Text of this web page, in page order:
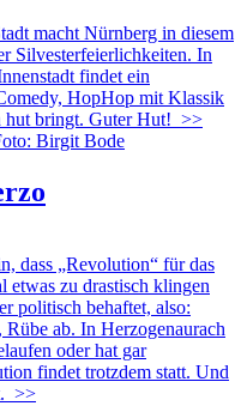
macht Nürnberg in diesem
Silvesterfeierlichkeiten. In
findet ein
HopHop mit Klassik
hut bringt. Guter Hut! >>
dass „Revolution“ für das
etwas zu drastisch klingen
politisch behaftet, also:
ab. In Herzogenaurach
oder hat gar
findet trotzdem statt. Und
>>